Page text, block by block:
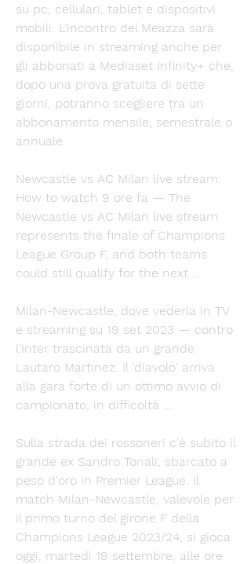
su pc, cellulari, tablet e dispositivi
mobili. L’incontro del Meazza sarà
disponibile in streaming anche per
gli abbonati a Mediaset Infinity+ che,
dopo una prova gratuita di sette
giorni, potranno scegliere tra un
abbonamento mensile, semestrale o
annuale.
Newcastle vs AC Milan live stream:
How to watch 9 ore fa — The
Newcastle vs AC Milan live stream
represents the finale of Champions
League Group F, and both teams
could still qualify for the next ...
Milan-Newcastle, dove vederla in TV
e streaming su 19 set 2023 — contro
l'Inter trascinata da un grande
Lautaro Martinez. Il 'diavolo' arriva
alla gara forte di un ottimo avvio di
campionato, in difficoltà ...
Sulla strada dei rossoneri c'è subito il
grande ex Sandro Tonali, sbarcato a
peso d'oro in Premier League. Il
match Milan-Newcastle, valevole per
il primo turno del girone F della
Champions League 2023/24, si gioca
oggi, martedì 19 settembre, alle ore